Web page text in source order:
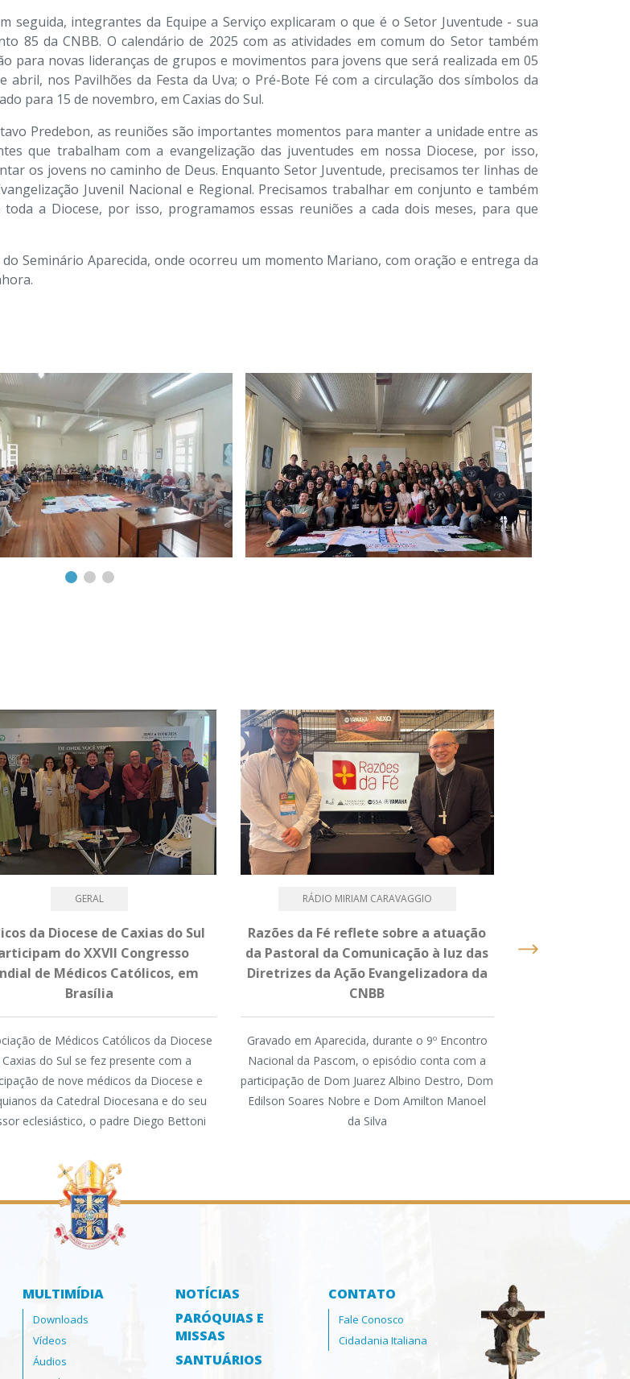
seguida, integrantes da Equipe a Serviço explicaram o que é o Setor Juventude - sua
85 da CNBB. O calendário de 2025 com as atividades em comum do Setor também
para novas lideranças de grupos e movimentos para jovens que será realizada em 05
nos Pavilhões da Festa da Uva; o Pré-Bote Fé com a circulação dos símbolos da
para 15 de novembro, em Caxias do Sul.
Predebon, as reuniões são importantes momentos para manter a unidade entre as
que trabalham com a evangelização das juventudes em nossa Diocese, por isso,
os jovens no caminho de Deus. Enquanto Setor Juventude, precisamos ter linhas de
Juvenil Nacional e Regional. Precisamos trabalhar em conjunto e também
a Diocese, por isso, programamos essas reuniões a cada dois meses, para que
Seminário Aparecida, onde ocorreu um momento Mariano, com oração e entrega da
GERAL
da Diocese de Caxias do Sul
do XXVII Congresso
de Médicos Católicos, em
Brasília
de Médicos Católicos da Diocese
Caxias do Sul se fez presente com a
de nove médicos da Diocese e
da Catedral Diocesana e do seu
eclesiástico, o padre Diego Bettoni
RÁDIO MIRIAM CARAVAGGIO
Razões da Fé reflete sobre a atuação
da Pastoral da Comunicação à luz das
Diretrizes da Ação Evangelizadora da
CNBB
Gravado em Aparecida, durante o 9º Encontro
Nacional da Pascom, o episódio conta com a
participação de Dom Juarez Albino Destro, Dom
Edilson Soares Nobre e Dom Amilton Manoel
da Silva
um dia intenso
MULTIMÍDIA
Downloads
Vídeos
Áudios
NOTÍCIAS
PARÓQUIAS E
MISSAS
SANTUÁRIOS
CONTATO
Fale Conosco
Cidadania Italiana